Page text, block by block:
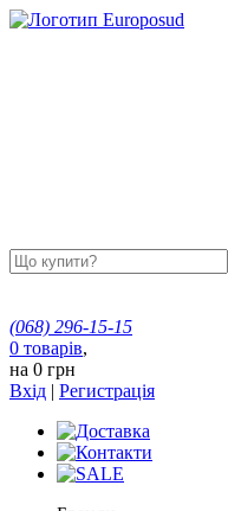
(068) 296-15-15
0 товарів,
на 0 грн
Вхід | Регистрація